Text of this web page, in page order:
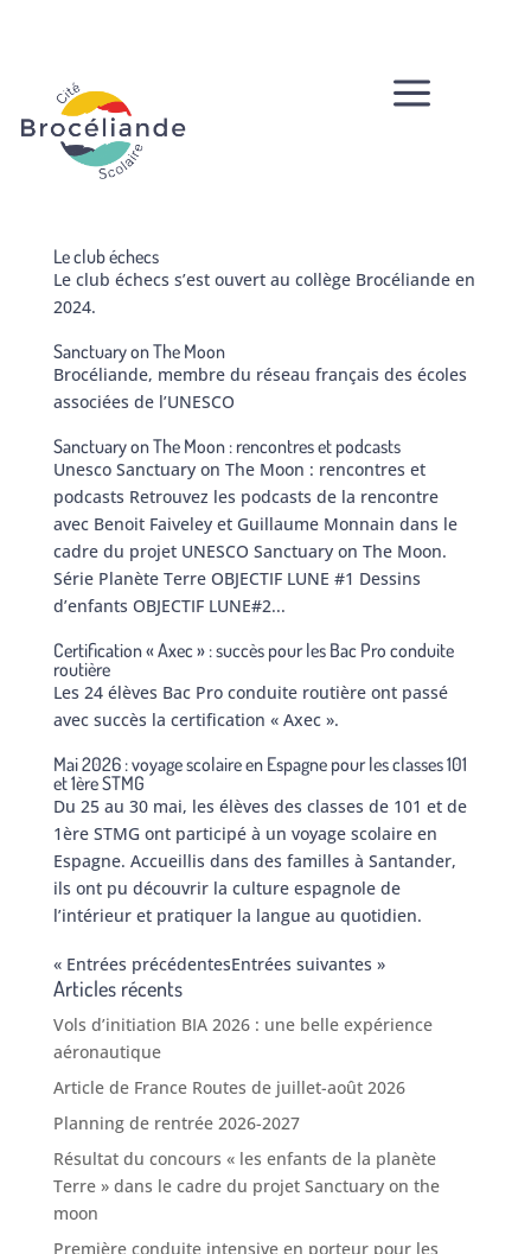
a
Le club échecs
Le club échecs s’est ouvert au collège Brocéliande en
2024.
Sanctuary on The Moon
Brocéliande, membre du réseau français des écoles
associées de l’UNESCO
Sanctuary on The Moon : rencontres et podcasts
Unesco Sanctuary on The Moon : rencontres et
podcasts Retrouvez les podcasts de la rencontre
avec Benoit Faiveley et Guillaume Monnain dans le
cadre du projet UNESCO Sanctuary on The Moon.
Série Planète Terre OBJECTIF LUNE #1 Dessins
d’enfants OBJECTIF LUNE#2...
Certification « Axec » : succès pour les Bac Pro conduite
routière
Les 24 élèves Bac Pro conduite routière ont passé
avec succès la certification « Axec ».
Mai 2026 : voyage scolaire en Espagne pour les classes 101
et 1ère STMG
Du 25 au 30 mai, les élèves des classes de 101 et de
1ère STMG ont participé à un voyage scolaire en
Espagne. Accueillis dans des familles à Santander,
ils ont pu découvrir la culture espagnole de
l’intérieur et pratiquer la langue au quotidien.
« Entrées précédentesEntrées suivantes »
Articles récents
Vols d’initiation BIA 2026 : une belle expérience
aéronautique
Article de France Routes de juillet-août 2026
Planning de rentrée 2026-2027
Résultat du concours « les enfants de la planète
Terre » dans le cadre du projet Sanctuary on the
moon
Première conduite intensive en porteur pour les